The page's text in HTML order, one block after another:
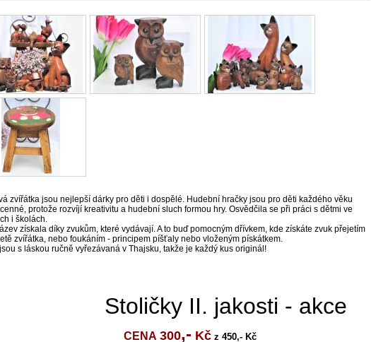
zvířátka jsou nejlepší dárky pro děti i dospělé. Hudební hračky jsou pro děti každého věku
protože rozvíjí kreativitu a hudební sluch formou hry. Osvědčila se při práci s dětmi ve
i školách.
získala díky zvukům, které vydávají. A to buď pomocným dřívkem, kde získáte zvuk přejetím
zvířátka, nebo foukáním - principem píšťaly nebo vloženým pískátkem.
s láskou ručně vyřezávaná v Thajsku, takže je každý kus originál!
Stoličky II. jakosti - akce
CENA 300,- Kč z 450,- Kč